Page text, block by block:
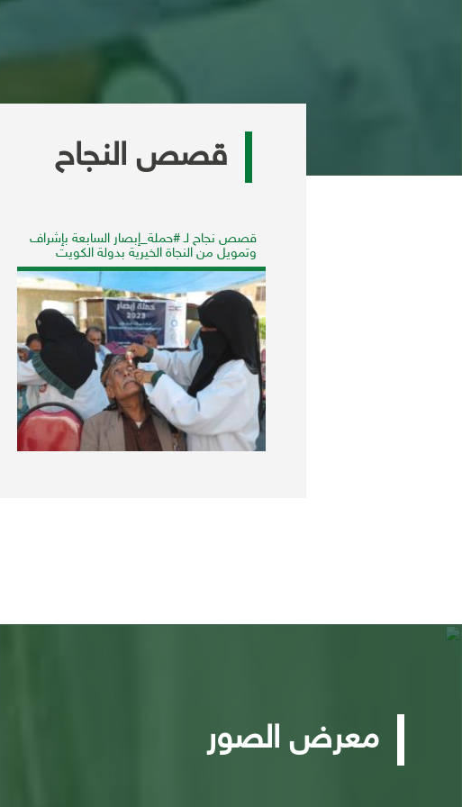
قصص النجاح
قصص نجاح لـ #حملة_إبصار السابعة بإشراف
وتمويل من النجاة الخيرية بدولة الكويت
معرض الصور